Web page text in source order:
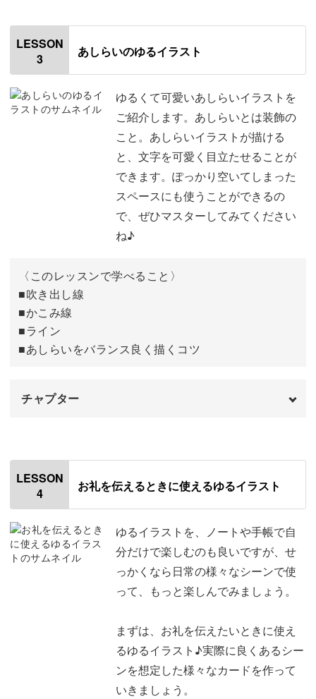
手紙・カード・手描きチラシ作成など、日常の様々なシー
ンで活用していただくことができます。
また、手帳に使える簡単イラストの絵が方も学びます。
理がしやすくなります♪
ぜひ、さくっと簡単に描けるゆるイラストを学んで、日常
はじめに
使用道具
丸で描くコーナーイラスト 02:38
線だけで描くコーナーイラスト 05:29
ぐるぐるな線で描くコーナーイラスト 07:06
記号を使ったコーナーイラスト 08:12
色ペンで描くコーナーイラスト 11:51
LESSON
3
あしらいのゆるイラスト
ゆるくて可愛いあしらいイラストを
ご紹介します。あしらいとは装飾の
こと。あしらいイラストが描ける
と、文字を可愛く目立たせることが
できます。ぽっかり空いてしまった
スペースにも使うことができるの
で、ぜひマスターしてみてください
ね♪
〈このレッスンで学べること〉
■吹き出し線
■かこみ線
■ライン
■あしらいをバランス良く描くコツ
チャプター
はじめに
使用道具
吹き出し線 01:37
かこみ線 04:04
08:54
13:14
LESSON
4
お礼を伝えるときに使えるゆるイラスト
ゆるイラストを、ノートや手帳で自
分だけで楽しむのも良いですが、せ
っかくなら日常の様々なシーンで使
って、もっと楽しんでみましょう。
まずは、お礼を伝えたいときに使え
るゆるイラスト♪実際に良くあるシー
ンを想定した様々なカードを作って
いきましょう。